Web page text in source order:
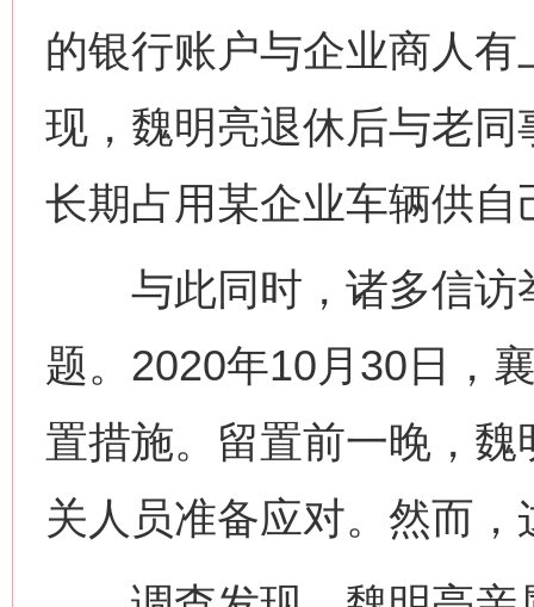
的银行账户与企业商人
现，魏明亮退休后与老
长期占用某企业车辆供自
与此同时，诸多信访
题。2020年10月30日，
置措施。留置前一晚，
关人员准备应对。然而